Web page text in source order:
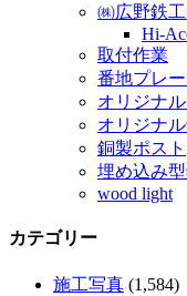
㈱広野鉄
Hi-
取付作業
番地プレー
オリジナ
オリジナ
銅製ポスト
埋め込み
wood light
カテゴリー
施工写真 (1,584)